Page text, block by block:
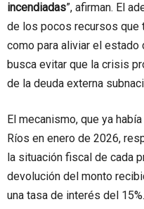
incendiadas”, afirman. El
de los pocos recursos que
como para aliviar el estado
busca evitar que la crisis
de la deuda externa
El mecanismo, que ya
Ríos en enero de 2026,
la situación fiscal de cada
devolución del monto
una tasa de interés del